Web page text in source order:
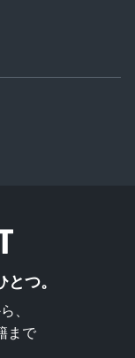
つ。
、
まで